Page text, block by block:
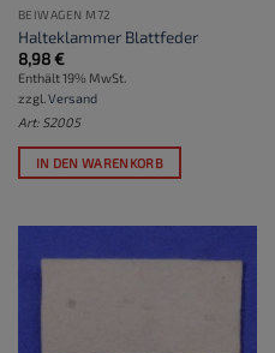
BEIWAGEN M72
Halteklammer Blattfeder
8,98€
Enthält 19% MwSt.
zzgl. Versand
Art: S2005
IN DEN WARENKORB